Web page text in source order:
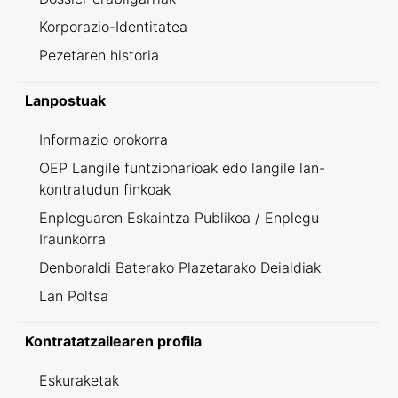
Korporazio-Identitatea
Pezetaren historia
Lanpostuak
Informazio orokorra
OEP Langile funtzionarioak edo langile lan-
kontratudun finkoak
Enpleguaren Eskaintza Publikoa / Enplegu
Iraunkorra
Denboraldi Baterako Plazetarako Deialdiak
Lan Poltsa
Kontratatzailearen profila
Eskuraketak